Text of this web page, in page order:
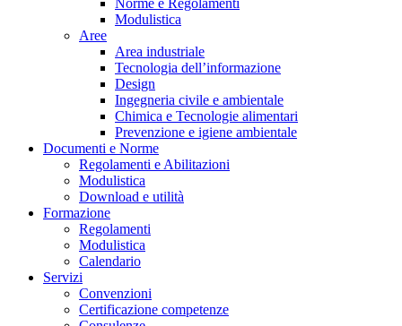
Norme e Regolamenti
Modulistica
Aree
Area industriale
Tecnologia dell’informazione
Design
Ingegneria civile e ambientale
Chimica e Tecnologie alimentari
Prevenzione e igiene ambientale
Documenti e Norme
Regolamenti e Abilitazioni
Modulistica
Download e utilità
Formazione
Regolamenti
Modulistica
Calendario
Servizi
Convenzioni
Certificazione competenze